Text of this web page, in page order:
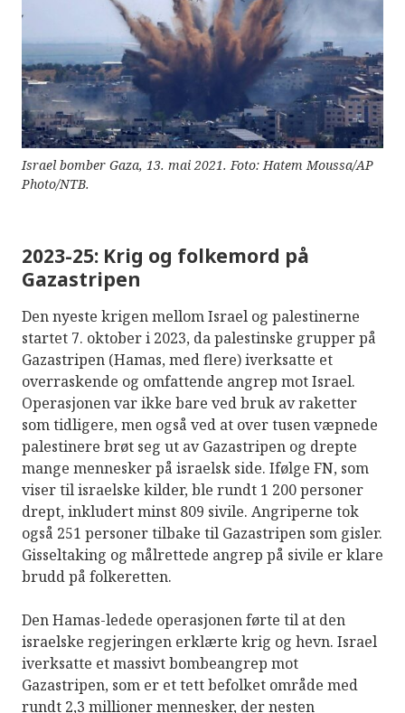
Israel bomber Gaza, 13. mai 2021. Foto: Hatem Moussa/AP
Photo/NTB.
2023-25: Krig og folkemord på
Gazastripen
Den nyeste krigen mellom Israel og palestinerne
startet 7. oktober i 2023, da palestinske grupper på
Gazastripen (Hamas, med flere) iverksatte et
overraskende og omfattende angrep mot Israel.
Operasjonen var ikke bare ved bruk av raketter
som tidligere, men også ved at over tusen væpnede
palestinere brøt seg ut av Gazastripen og drepte
mange mennesker på israelsk side. Ifølge FN, som
viser til israelske kilder, ble rundt 1 200 personer
drept, inkludert minst 809 sivile. Angriperne tok
også 251 personer tilbake til Gazastripen som gisler.
Gisseltaking og målrettede angrep på sivile er klare
brudd på folkeretten.
Den Hamas-ledede operasjonen førte til at den
israelske regjeringen erklærte krig og hevn. Israel
iverksatte et massivt bombeangrep mot
Gazastripen, som er et tett befolket område med
rundt 2,3 millioner mennesker, der nesten